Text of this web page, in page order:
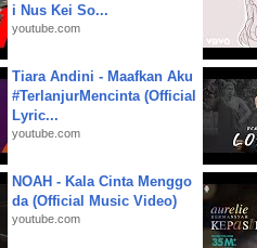
i Nus Kei So...
youtube.com
Tiara Andini - Maafkan Aku
#TerlanjurMencinta (Official
Lyric...
youtube.com
NOAH - Kala Cinta Menggo
da (Official Music Video)
youtube.com